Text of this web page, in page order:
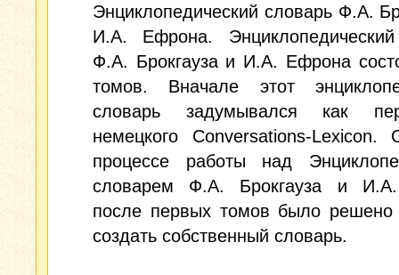
Энциклопедический словарь Ф.А.
И.А. Ефрона.
Ф.А. Брокгауза и И.А. Ефрона
томов. Вначале этот
словарь задумывался как
немецкого Conversations-Lexicon.
процессе работы над
словарем Ф.А. Брокгауза и
после первых томов было решено
создать собственный словарь.